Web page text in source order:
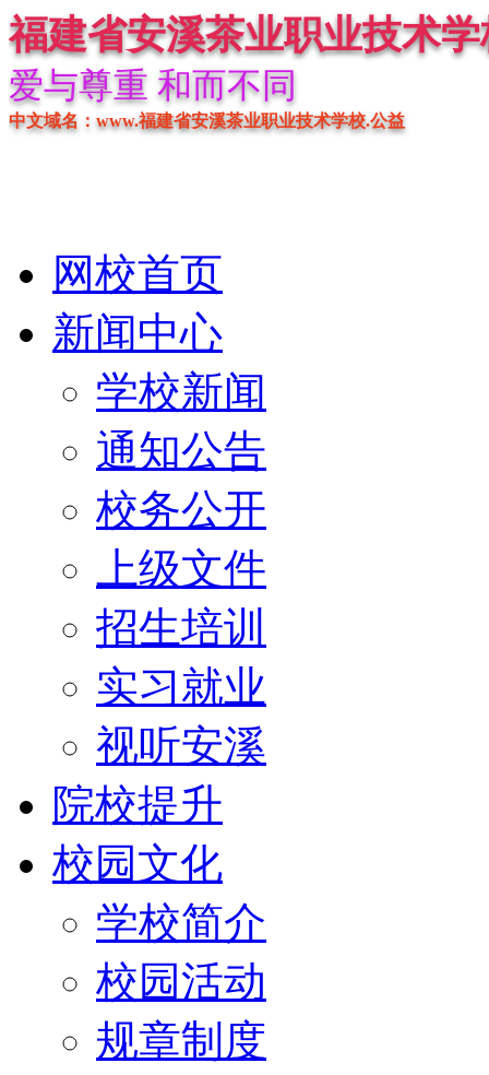
福建省安溪茶业职业技术学
爱与尊重 和而不同
中文域名：www.福建省安溪茶业职业技术学校.公益
网校首页
新闻中心
学校新闻
通知公告
校务公开
上级文件
招生培训
实习就业
视听安溪
院校提升
校园文化
学校简介
校园活动
规章制度